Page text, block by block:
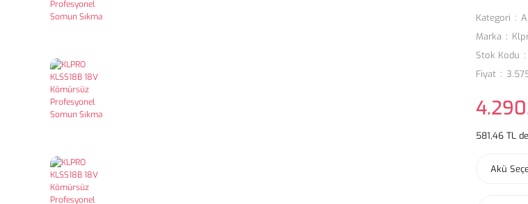
Kategori
Marka
Stok Kodu
Fiyat
581,46 TL